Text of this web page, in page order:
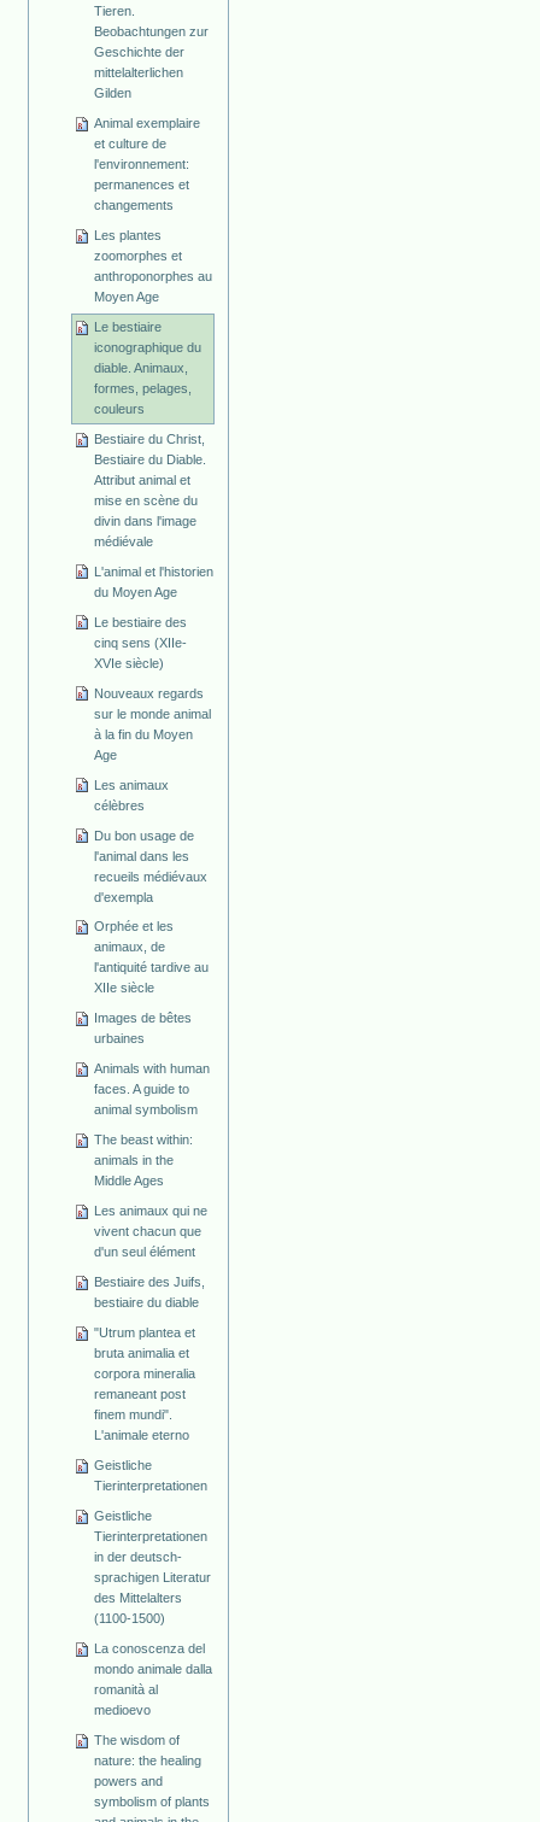
Tieren.
Beobachtungen zur
Geschichte der
mittelalterlichen
Gilden
Animal exemplaire
et culture de
l'environnement:
permanences et
changements
Les plantes
zoomorphes et
anthroponorphes au
Moyen Age
Le bestiaire
iconographique du
diable. Animaux,
formes, pelages,
couleurs
Bestiaire du Christ,
Bestiaire du Diable.
Attribut animal et
mise en scène du
divin dans l'image
médiévale
L'animal et l'historien
du Moyen Age
Le bestiaire des
cinq sens (XIIe-
XVIe siècle)
Nouveaux regards
sur le monde animal
à la fin du Moyen
Age
Les animaux
célèbres
Du bon usage de
l'animal dans les
recueils médiévaux
d'exempla
Orphée et les
animaux, de
l'antiquité tardive au
XIIe siècle
Images de bêtes
urbaines
Animals with human
faces. A guide to
animal symbolism
The beast within:
animals in the
Middle Ages
Les animaux qui ne
vivent chacun que
d'un seul élément
Bestiaire des Juifs,
bestiaire du diable
"Utrum plantea et
bruta animalia et
corpora mineralia
remaneant post
finem mundi".
L'animale eterno
Geistliche
Tierinterpretationen
Geistliche
Tierinterpretationen
in der deutsch-
sprachigen Literatur
des Mittelalters
(1100-1500)
La conoscenza del
mondo animale dalla
romanità al
medioevo
The wisdom of
nature: the healing
powers and
symbolism of plants